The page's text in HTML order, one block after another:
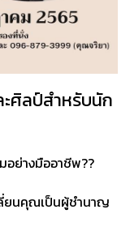
ศิลป์สำหรับนัก
อย่างมืออาชีพ??
ยนคุณเป็นผู้ชำนาญ